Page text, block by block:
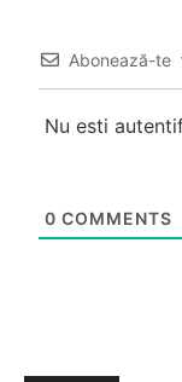
Abonează-te
Nu esti
0 COMMENTS